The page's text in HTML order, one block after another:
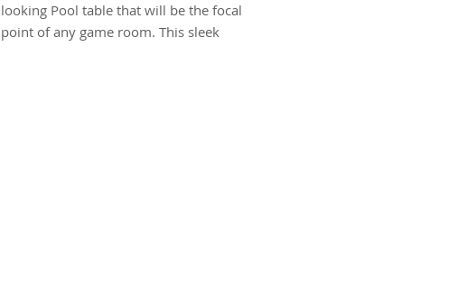
looking Pool table that will be the focal
point of any game room. This sleek